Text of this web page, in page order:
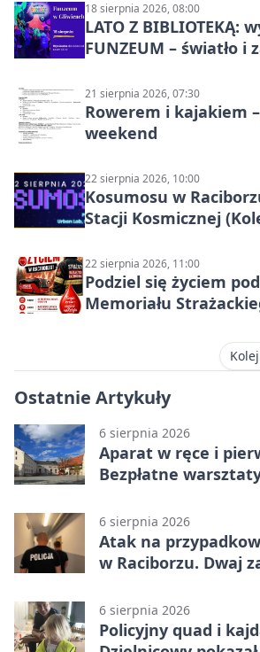
18 sierpnia 2026, 08:00
LATO Z BIBLIOTEKĄ:
FUNZEUM – światło i
21 sierpnia 2026, 07:30
Rowerem i kajakiem
weekend
22 sierpnia 2026, 10:00
Kosumosu w
Stacji Kosmicznej
22 sierpnia 2026, 11:00
Podziel się życiem
Memoriału
Ostatnie Artykuły
6 sierpnia 2026
Aparat w ręce i
Bezpłatne
6 sierpnia 2026
Atak na
w Raciborzu. Dwaj
6 sierpnia 2026
Policyjny quad i